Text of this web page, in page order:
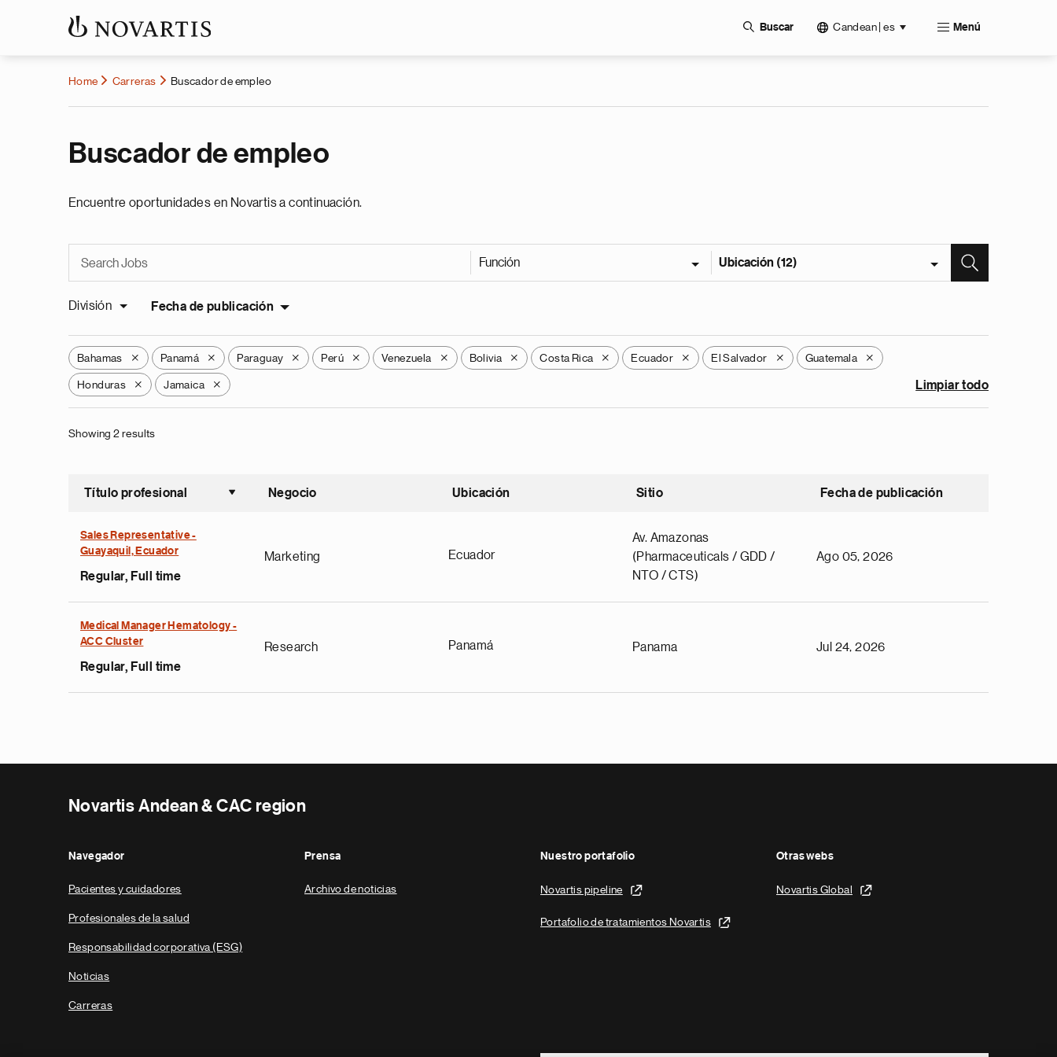
Buscar Candean | es Menú
Home Carreras Buscador de empleo
Buscador de empleo
Encuentre oportunidades en Novartis a continuación.
Función Ubicación (12)
División Fecha de publicación
Bahamas X Panamá X Paraguay X Perú X Venezuela X Bolivia X Costa Rica X Ecuador X El Salvador X Guatemala X
Honduras X Jamaica X Limpiar todo
Showing 2 results
Título profesional
Ordenar ascendente
Negocio Ubicación Sitio Fecha de publicación
Sales Representative -
Guayaquil, Ecuador
Regular, Full time
Marketing Ecuador
Av. Amazonas
(Pharmaceuticals / GDD /
NTO / CTS)
Ago 05, 2026
Medical Manager Hematology -
ACC Cluster
Regular, Full time
Research Panamá Panama Jul 24, 2026
Novartis Andean & CAC region
Navegador
Pacientes y cuidadores
Profesionales de la salud
Responsabilidad corporativa (ESG)
Noticias
Carreras
Prensa
Archivo de noticias
Nuestro portafolio
Novartis pipeline
Portafolio de tratamientos Novartis
Otras webs
Novartis Global